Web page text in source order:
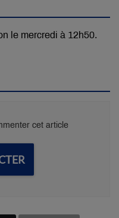
le mercredi à 12h50.
cet article